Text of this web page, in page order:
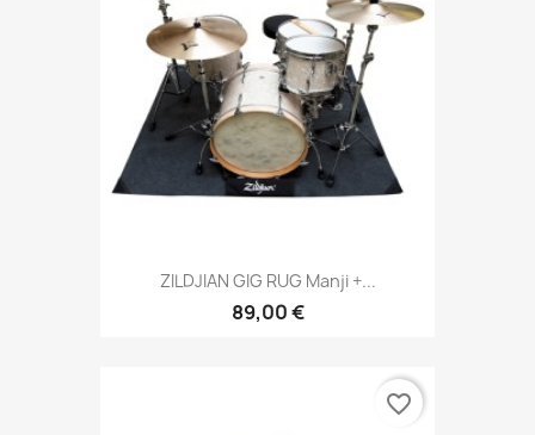
ZILDJIAN GIG RUG Manji +...
89,00 €
favorite_border